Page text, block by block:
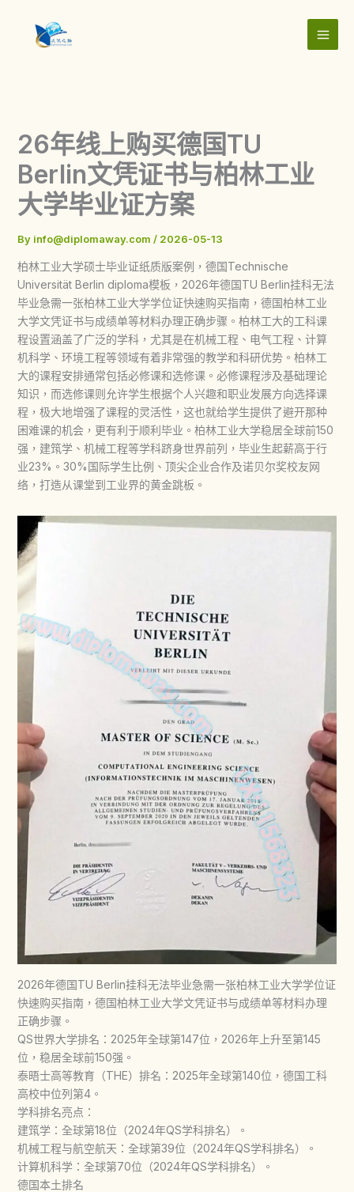
content
26年线上购买德国TU
Berlin文凭证书与柏林工业
大学毕业证方案
By info@diplomaway.com / 2026-05-13
柏林工业大学硕士毕业证纸质版案例，德国Technische
Universität Berlin diploma模板，2026年德国TU Berlin挂科无法
毕业急需一张柏林工业大学学位证快速购买指南，德国柏林工业
大学文凭证书与成绩单等材料办理正确步骤。柏林工大的工科课
程设置涵盖了广泛的学科，尤其是在机械工程、电气工程、计算
机科学、环境工程等领域有着非常强的教学和科研优势。柏林工
大的课程安排通常包括必修课和选修课。必修课程涉及基础理论
知识，而选修课则允许学生根据个人兴趣和职业发展方向选择课
程，极大地增强了课程的灵活性，这也就给学生提供了避开那种
困难课的机会，更有利于顺利毕业。柏林工业大学稳居全球前150
强，建筑学、机械工程等学科跻身世界前列，毕业生起薪高于行
业23%。30%国际学生比例、顶尖企业合作及诺贝尔奖校友网
络，打造从课堂到工业界的黄金跳板。
2026年德国TU Berlin挂科无法毕业急需一张柏林工业大学学位证
快速购买指南，德国柏林工业大学文凭证书与成绩单等材料办理
正确步骤。
QS世界大学排名：2025年全球第147位，2026年上升至第145
位，稳居全球前150强。
泰晤士高等教育（THE）排名：2025年全球第140位，德国工科
高校中位列第4。
学科排名亮点：
建筑学：全球第18位（2024年QS学科排名）。
机械工程与航空航天：全球第39位（2024年QS学科排名）。
计算机科学：全球第70位（2024年QS学科排名）。
德国本土排名